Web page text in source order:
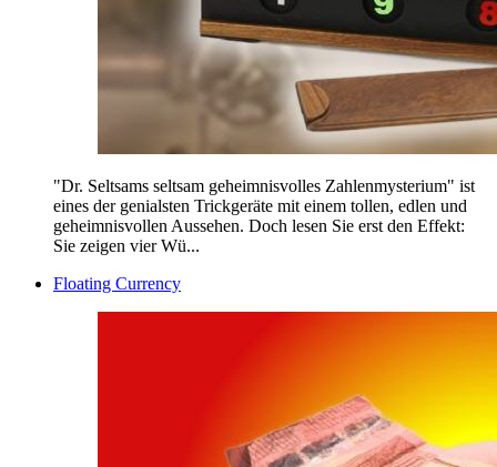
"Dr. Seltsams seltsam geheimnisvolles Zahlenmysterium" ist
eines der genialsten Trickgeräte mit einem tollen, edlen und
geheimnisvollen Aussehen. Doch lesen Sie erst den Effekt:
Sie zeigen vier Wü...
Floating Currency